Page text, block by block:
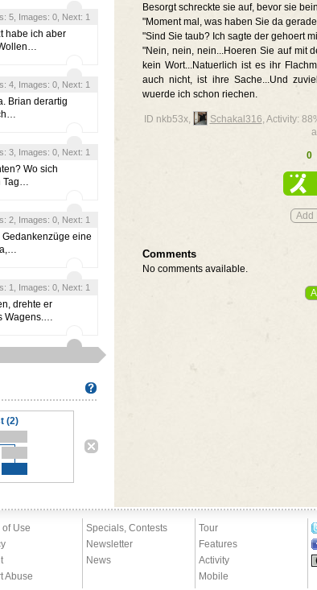
Besorgt schreckte sie auf, bevor sie
"Moment mal, was haben Sie da
"Sind Sie taub? Ich sagte der gehoert
"Nein, nein, nein...Hoeren Sie auf mit
kein Wort...Natuerlich ist es ihr
auch nicht, ist ihre Sache...Und
wuerde ich schon riechen.
ID nkb53x, Schakal316, Activity:
0
Comments
No comments available.
5, Images: 0, Next: 1
habe ich aber
4, Images: 0, Next: 1
Brian derartig
3, Images: 0, Next: 1
Wo sich
Tag…
2, Images: 0, Next: 1
eine
1, Images: 0, Next: 1
drehte er
Wagens.…
(2)
of Use
Abuse
Specials, Contests
Newsletter
News
Tour
Features
Activity
Mobile